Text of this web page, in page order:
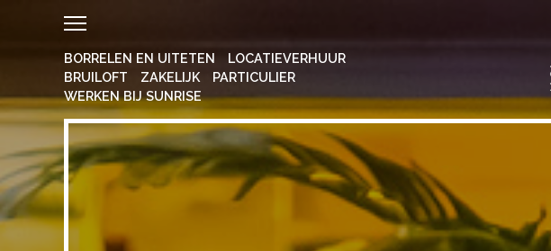
BORRELEN EN UITETEN
LOCATIEVERHUUR
BRUILOFT
ZAKELIJK
PARTICULIER
WERKEN BIJ SUNRISE